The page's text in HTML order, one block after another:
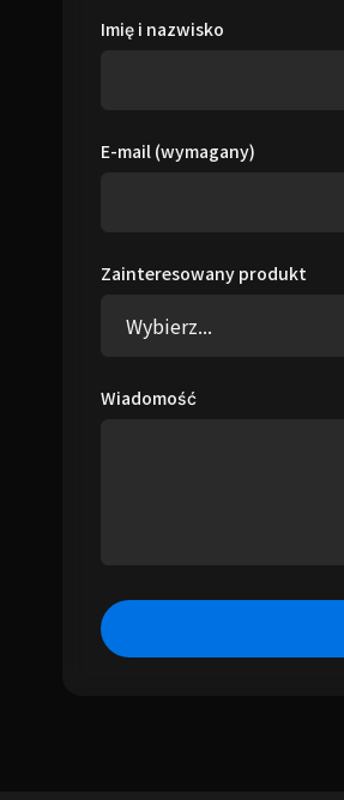
Imię i nazwisko
E-mail (wymagany)
Zainteresowany produkt
Wiadomość